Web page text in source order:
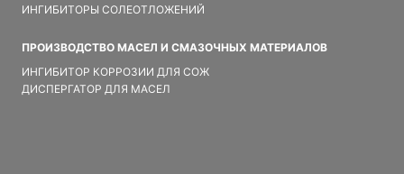
ИНГИБИТОРЫ СОЛЕОТЛОЖЕНИЙ
ПРОИЗВОДСТВО МАСЕЛ И СМАЗОЧНЫХ МАТЕРИАЛОВ
ИНГИБИТОР КОРРОЗИИ ДЛЯ СОЖ
ДИСПЕРГАТОР ДЛЯ МАСЕЛ